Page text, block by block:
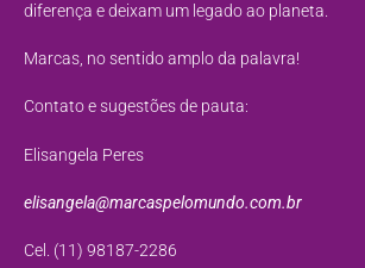
diferença e deixam um legado ao planeta.
Marcas, no sentido amplo da palavra!
Contato e sugestões de pauta:
Elisangela Peres
elisangela@marcaspelomundo.com.br
Cel. (11) 98187-2286